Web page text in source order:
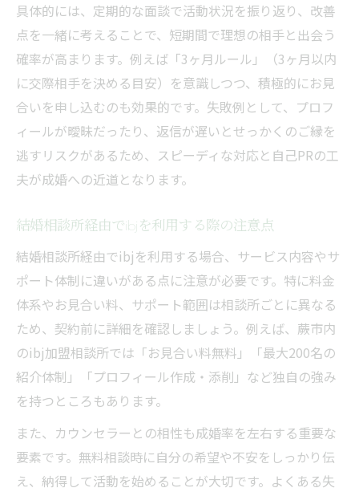
具体的には、定期的な面談で活動状況を振り返り、改善
点を一緒に考えることで、短期間で理想の相手と出会う
確率が高まります。例えば「3ヶ月ルール」（3ヶ月以内
に交際相手を決める目安）を意識しつつ、積極的にお見
合いを申し込むのも効果的です。失敗例として、プロフ
ィールが曖昧だったり、返信が遅いとせっかくのご縁を
逃すリスクがあるため、スピーディな対応と自己PRの工
夫が成婚への近道となります。
結婚相談所経由でibjを利用する際の注意点
結婚相談所経由でibjを利用する場合、サービス内容やサ
ポート体制に違いがある点に注意が必要です。特に料金
体系やお見合い料、サポート範囲は相談所ごとに異なる
ため、契約前に詳細を確認しましょう。例えば、蕨市内
のibj加盟相談所では「お見合い料無料」「最大200名の
紹介体制」「プロフィール作成・添削」など独自の強み
を持つところもあります。
また、カウンセラーとの相性も成婚率を左右する重要な
要素です。無料相談時に自分の希望や不安をしっかり伝
え、納得して活動を始めることが大切です。よくある失